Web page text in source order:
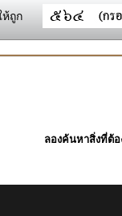
ห้ถูก
ลองค้นหาสิ่งที่ต้อ